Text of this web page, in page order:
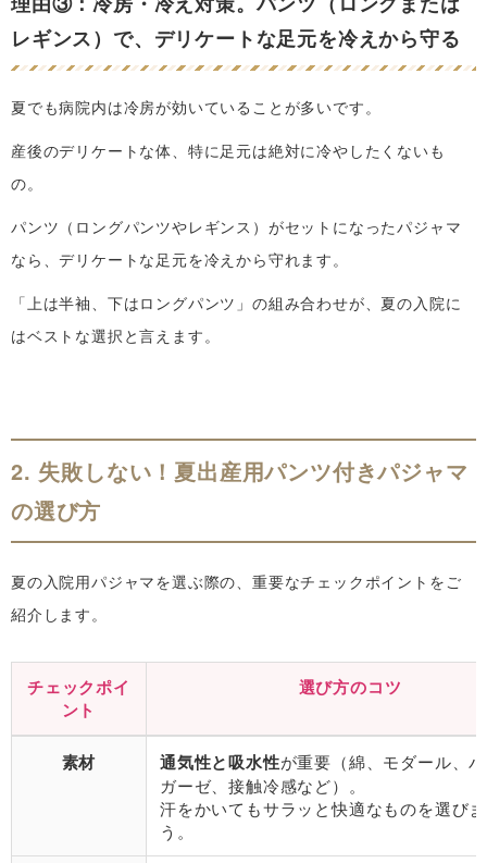
レギンス）で、デリケートな足元を冷えから守る
夏でも病院内は冷房が効いていることが多いです。
産後のデリケートな体、特に足元は絶対に冷やしたくないも
の。
パンツ（ロングパンツやレギンス）がセットになったパジャマ
なら、デリケートな足元を冷えから守れます。
「上は半袖、下はロングパンツ」の組み合わせが、夏の入院に
はベストな選択と言えます。
2. 失敗しない！夏出産用パンツ付きパジャマ
の選び方
夏の入院用パジャマを選ぶ際の、重要なチェックポイントをご
紹介します。
チェックポイ
ント
選び方のコツ
素材 通気性と吸水性が重要（綿、モダール、
ガーゼ、接触冷感など）。
汗をかいてもサラッと快適なものを選び
う。